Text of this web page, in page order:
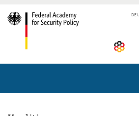
Advisory Board
Seminars, Conferences and